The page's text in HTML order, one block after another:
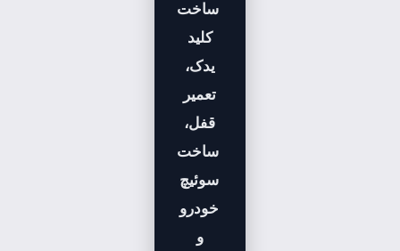
ساخت
کلید
یدک،
تعمیر
قفل،
ساخت
سوئیچ
خودرو
و